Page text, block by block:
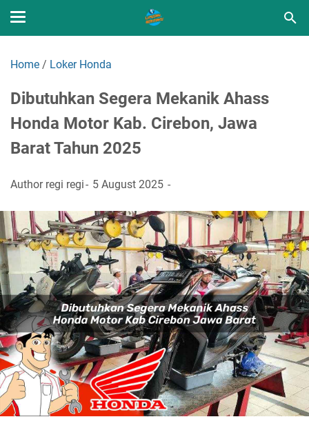
Home / Loker Honda
Dibutuhkan Segera Mekanik Ahass
Honda Motor Kab. Cirebon, Jawa
Barat Tahun 2025
Author regi regi 5 August 2025